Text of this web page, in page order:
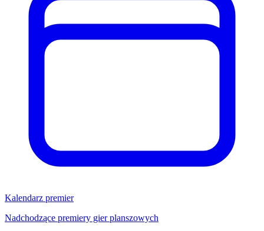
Kalendarz premier
Nadchodzące premiery gier planszowych